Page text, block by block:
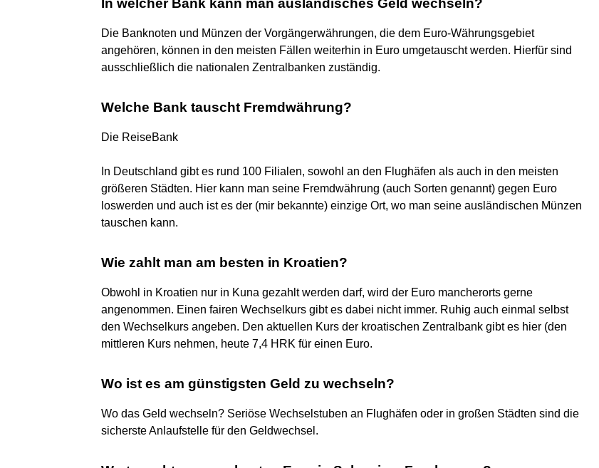
Die Banknoten und Münzen der Vorgängerwährungen, die dem Euro-Währungsgebiet
angehören, können in den meisten Fällen weiterhin in Euro umgetauscht werden. Hierfür sind
ausschließlich die nationalen Zentralbanken zuständig.
Welche Bank tauscht Fremdwährung?
Die ReiseBank
In Deutschland gibt es rund 100 Filialen, sowohl an den Flughäfen als auch in den meisten
größeren Städten. Hier kann man seine Fremdwährung (auch Sorten genannt) gegen Euro
loswerden und auch ist es der (mir bekannte) einzige Ort, wo man seine ausländischen Münzen
tauschen kann.
Wie zahlt man am besten in Kroatien?
Obwohl in Kroatien nur in Kuna gezahlt werden darf, wird der Euro mancherorts gerne
angenommen. Einen fairen Wechselkurs gibt es dabei nicht immer. Ruhig auch einmal selbst
den Wechselkurs angeben. Den aktuellen Kurs der kroatischen Zentralbank gibt es hier (den
mittleren Kurs nehmen, heute 7,4 HRK für einen Euro.
Wo ist es am günstigsten Geld zu wechseln?
Wo das Geld wechseln? Seriöse Wechselstuben an Flughäfen oder in großen Städten sind die
sicherste Anlaufstelle für den Geldwechsel.